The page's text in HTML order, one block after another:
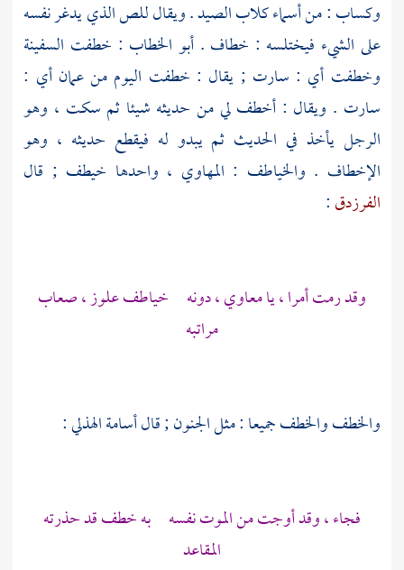
وكساب : من أسماء كلاب الصيد . ويقال للص الذي يدغر نفسه
على الشيء فيختلسه : خطاف .أبو الخطاب : خطفت السفينة
وخطفت أي : سارت ; يقال : خطفت اليوم منعمانأي :
سارت . ويقال : أخطف لي من حديثه شيئا ثم سكت ، وهو
الرجل يأخذ في الحديث ثم يبدو له فيقطع حديثه ، وهو
الإخطاف . والخياطف : المهاوي ، واحدها خيطف ; قال
الفرزدق:
وقد رمت أمرا ، يا معاوي ، دونه خياطف علوز ، صعاب
مراتبه
والخطف والخطف جميعا : مثل الجنون ; قالأسامة الهذلي:
فجاء ، وقد أوجت من الموت نفسه به خطف قد حذرته
المقاعد